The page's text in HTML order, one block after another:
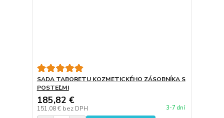
SADA TABORETU KOZMETICKÉHO ZÁSOBNÍKA S
POSTEĽMI
185,82 €
151,08 € bez DPH 3-7 dní